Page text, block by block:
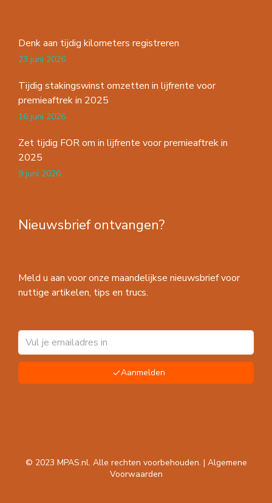
Denk aan tijdig kilometers registreren
23 juni 2026
Tijdig stakingswinst omzetten in lijfrente voor
premieaftrek in 2025
16 juni 2026
Zet tijdig FOR om in lijfrente voor premieaftrek in
2025
9 juni 2026
Nieuwsbrief ontvangen?
Meld u aan voor onze maandelijkse nieuwsbrief voor
nuttige artikelen, tips en trucs.
Aanmelden
© 2023 MPAS.nl. Alle rechten voorbehouden. | Algemene
Voorwaarden